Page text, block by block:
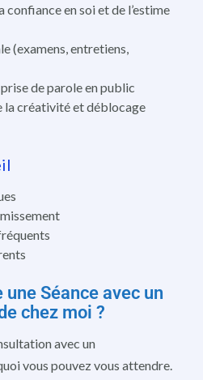
confiance en soi et de l’estime
(examens, entretiens,
de parole en public
la créativité et déblocage
Séance avec un
chez moi ?
avec un
vous pouvez vous attendre.